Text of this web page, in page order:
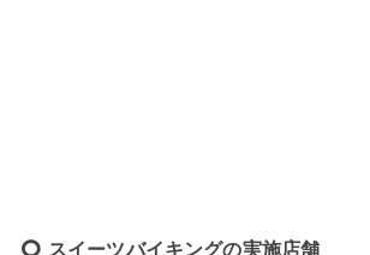
スイーツバイキングの実施店舗